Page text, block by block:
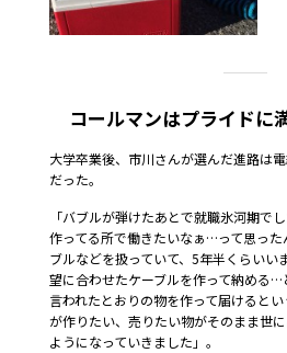
コールマンはプライドに
大学卒業後、市川さんが選んだ進路は
だった。
「バブルが弾けたあとで就職氷河期で
作ってる所で働きたいなぁ…って思った
ブルなどを扱っていて、5年半くらいい
望に合わせたケーブルを作って納める…
言われたとおりの物を作って届けると
が作りたい、売りたい物がそのまま世
ようになっていきました」。